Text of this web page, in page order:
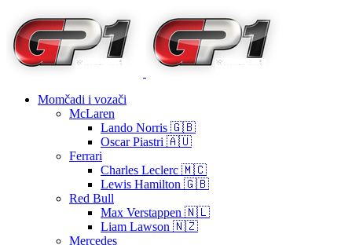
Momčadi i vozači
McLaren
Lando Norris 🇬🇧
Oscar Piastri 🇦🇺
Ferrari
Charles Leclerc 🇲🇨
Lewis Hamilton 🇬🇧
Red Bull
Max Verstappen 🇳🇱
Liam Lawson 🇳🇿
Mercedes